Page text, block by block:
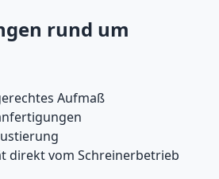
rund um
Aufmaß
direkt vom Schreinerbetrieb